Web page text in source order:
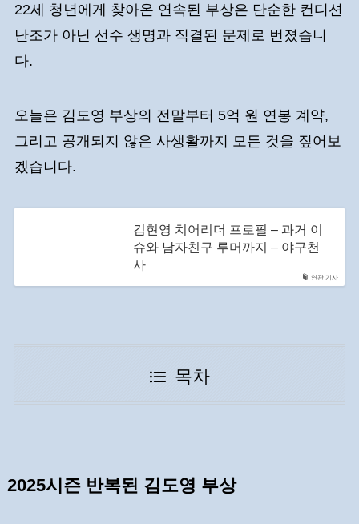
22세 청년에게 찾아온 연속된 부상은 단순한 컨디션
난조가 아닌 선수 생명과 직결된 문제로 번졌습니
다.
오늘은 김도영 부상의 전말부터 5억 원 연봉 계약,
그리고 공개되지 않은 사생활까지 모든 것을 짚어보
겠습니다.
연관 기사
김현영 치어리더 프로필 – 과거 이
슈와 남자친구 루머까지 – 야구천
사
목차
2025시즌 반복된 김도영 부상